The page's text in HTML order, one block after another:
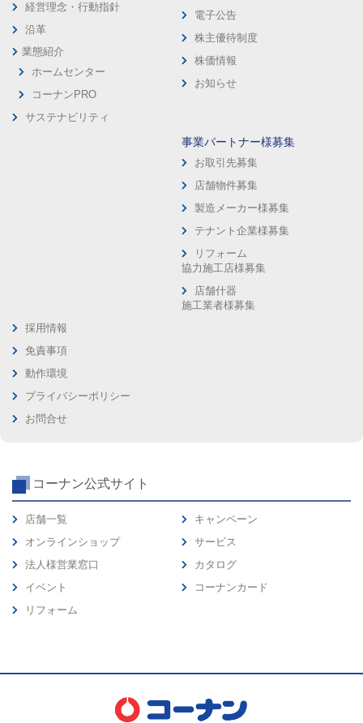
経営理念・行動指針
沿革
業態紹介
ホームセンター
コーナンPRO
サステナビリティ
電子公告
株主優待制度
株価情報
お知らせ
事業パートナー様募集
お取引先募集
店舗物件募集
製造メーカー様募集
テナント企業様募集
リフォーム
協力施工店様募集
店舗什器
施工業者様募集
採用情報
免責事項
動作環境
プライバシーポリシー
お問合せ
コーナン公式サイト
店舗一覧
オンラインショップ
法人様営業窓口
イベント
リフォーム
キャンペーン
サービス
カタログ
コーナンカード